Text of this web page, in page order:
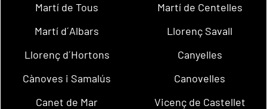
Martí de Tous
Martí de Centelles
Martí d´Albars
Llorenç Savall
Llorenç d´Hortons
Canyelles
Cànoves i Samalús
Canovelles
Canet de Mar
Vicenç de Castellet